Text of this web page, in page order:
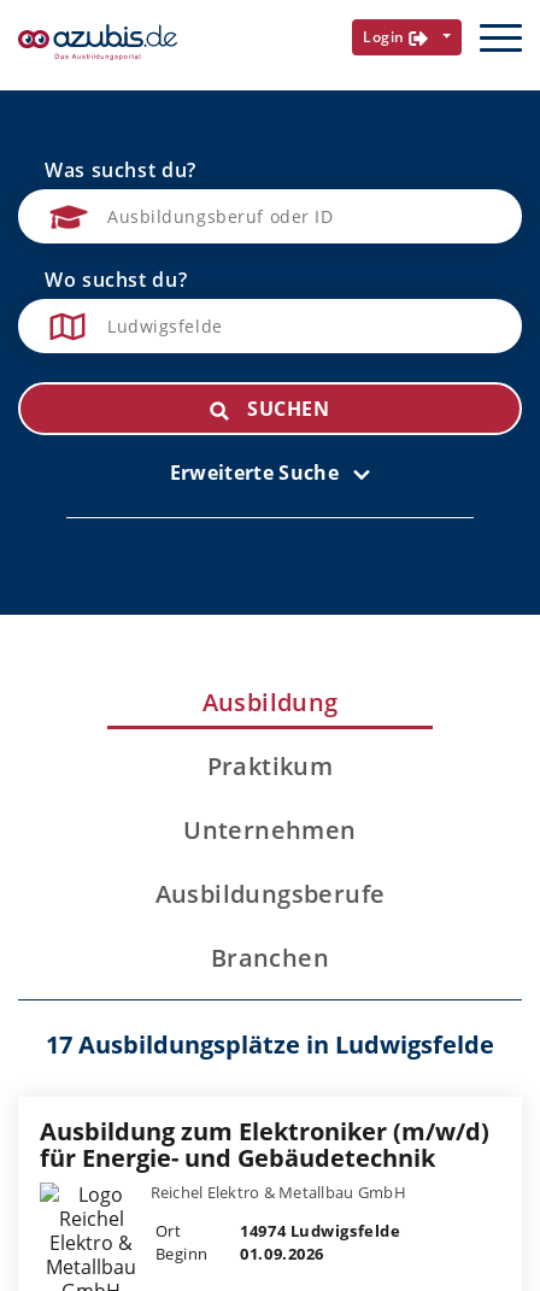
Login
Was suchst du?
Wo suchst du?
SUCHEN
Erweiterte Suche
Ausbildung
Praktikum
Unternehmen
Ausbildungsberufe
Branchen
17 Ausbildungsplätze in Ludwigsfelde
Ausbildung zum Elektroniker (m/w/d)
für Energie- und Gebäudetechnik
Reichel Elektro & Metallbau GmbH
Ort
14974 Ludwigsfelde
Beginn
01.09.2026